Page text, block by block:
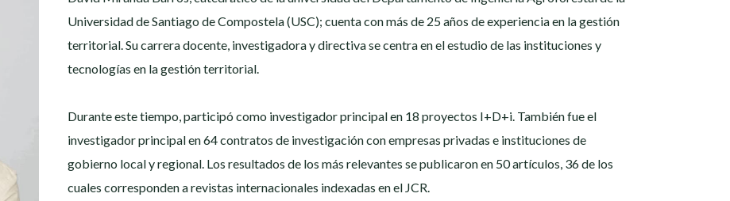
Universidad de Santiago de Compostela (USC); cuenta con más de 25 años de experiencia en la gestión
territorial. Su carrera docente, investigadora y directiva se centra en el estudio de las instituciones y
tecnologías en la gestión territorial.
Durante este tiempo, participó como investigador principal en 18 proyectos I+D+i. También fue el
investigador principal en 64 contratos de investigación con empresas privadas e instituciones de
gobierno local y regional. Los resultados de los más relevantes se publicaron en 50 artículos, 36 de los
cuales corresponden a revistas internacionales indexadas en el JCR.